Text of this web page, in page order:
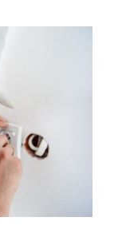
ti...